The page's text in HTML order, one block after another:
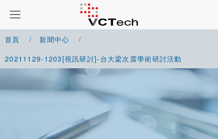
首頁
新聞中心
20211129-1203[視訊研討]-台大梁次震學術研討活動